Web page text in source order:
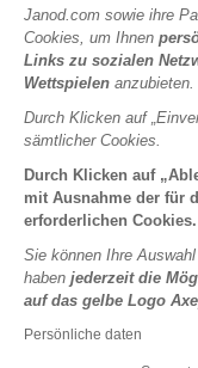
Janod.com sowie ihre
Cookies, um Ihnen
Links zu sozialen
Wettspielen anzubieten.
Durch Klicken auf
sämtlicher Cookies.
Durch Klicken auf
mit Ausnahme der für
erforderlichen Cookies.
Sie können Ihre
haben jederzeit die
auf das gelbe Logo
Persönliche daten
Persönliche daten
Cookies
Nutzungsbedingungen
CSR-Verpflichtungen
Was ist FSC®?
Sicheres Bezahlen
Lieferbedingungen
Spielregeln und
Lose Stücke
Kinderaktivitäten
PROFESSIONAL
Pressekontakte